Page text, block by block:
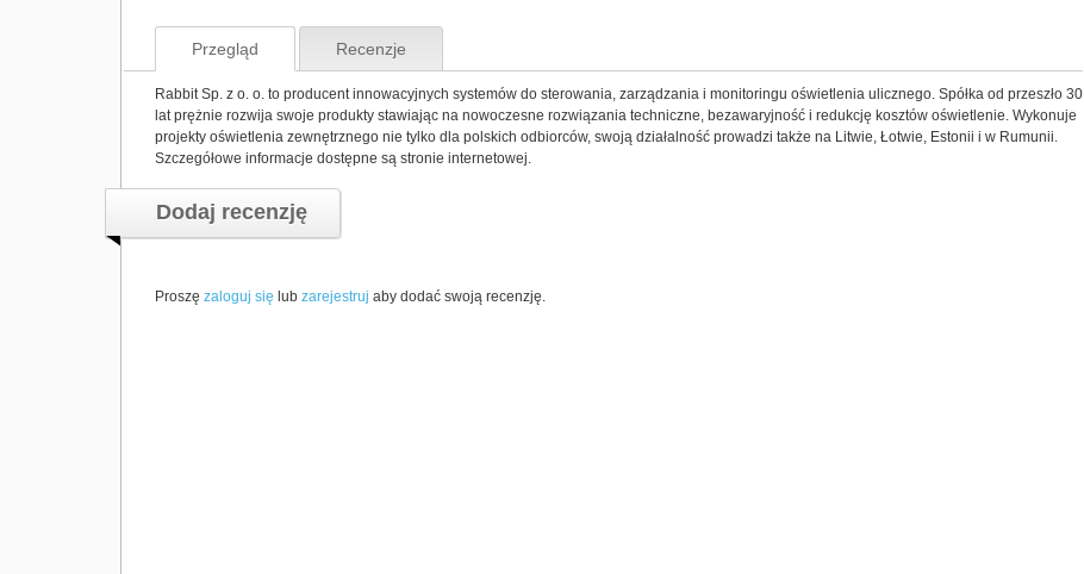
Przegląd Recenzje
Rabbit Sp. z o. o. to producent innowacyjnych systemów do sterowania, zarządzania i monitoringu oświetlenia ulicznego. Spółka od przeszło 30
lat prężnie rozwija swoje produkty stawiając na nowoczesne rozwiązania techniczne, bezawaryjność i redukcję kosztów oświetlenie. Wykonuje
projekty oświetlenia zewnętrznego nie tylko dla polskich odbiorców, swoją działalność prowadzi także na Litwie, Łotwie, Estonii i w Rumunii.
Szczegółowe informacje dostępne są stronie internetowej.
Dodaj recenzję
Proszę zaloguj się lub zarejestruj aby dodać swoją recenzję.